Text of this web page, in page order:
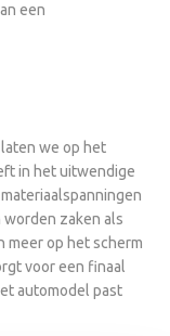
een
we op het
in het uitwendige
zaken als
meer op het scherm
voor een finaal
automodel past